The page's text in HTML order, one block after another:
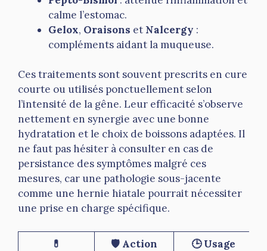
calme l’estomac.
Gelox, Oraisons et Nalcergy :
compléments aidant la muqueuse.
Ces traitements sont souvent prescrits en cure
courte ou utilisés ponctuellement selon
l’intensité de la gêne. Leur efficacité s’observe
nettement en synergie avec une bonne
hydratation et le choix de boissons adaptées. Il
ne faut pas hésiter à consulter en cas de
persistance des symptômes malgré ces
mesures, car une pathologie sous-jacente
comme une hernie hiatale pourrait nécessiter
une prise en charge spécifique.
💊
🛡️ Action
🕒 Usage